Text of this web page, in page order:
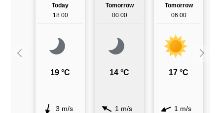
Today
18:00
19 °C
3 m/s
Tomorrow
00:00
14 °C
1 m/s
Tomorrow
06:00
17 °C
1 m/s